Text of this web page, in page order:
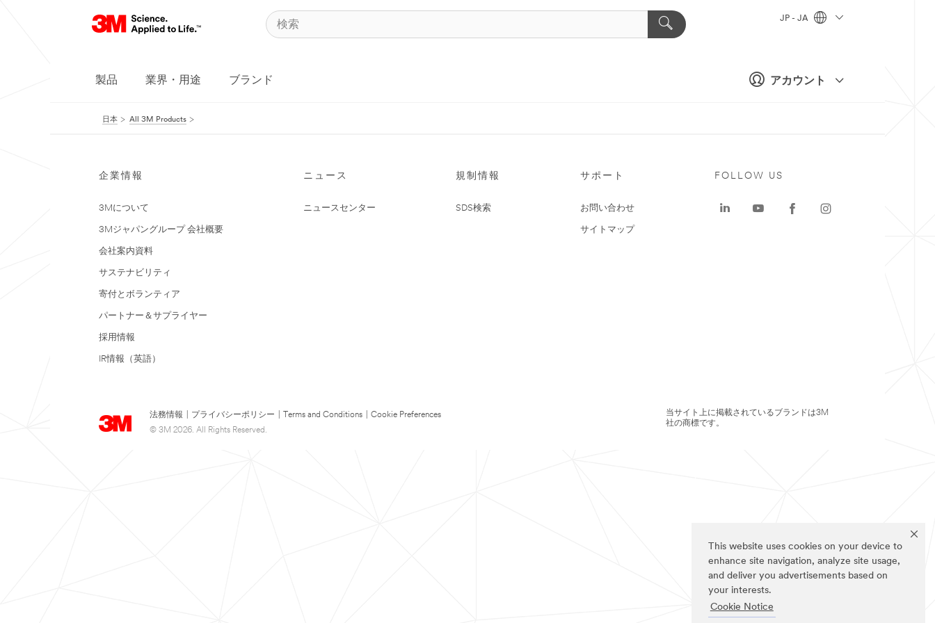
This website uses cookies on your device to
enhance site navigation, analyze site usage,
and deliver you advertisements based on
your interests.
Cookie Notice
アカウント
JP - JA
製品 業界・用途 ブランド
日本 All 3M Products
企業情報
3Mについて
3Mジャパングループ 会社概要
会社案内資料
サステナビリティ
寄付とボランティア
パートナー＆サプライヤー
採用情報
IR情報（英語）
ニュース
ニュースセンター
規制情報
SDS検索
サポート
お問い合わせ
サイトマップ
法務情報 プライバシーポリシー Terms and Conditions
Cookie Preferences
© 3M 2026. All Rights Reserved.
FOLLOW US
当サイト上に掲載されているブランドは3M
社の商標です。